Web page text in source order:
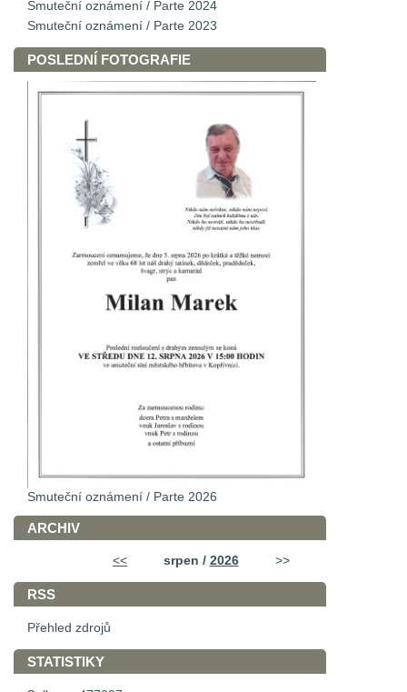
Smuteční oznámení / Parte 2024
Smuteční oznámení / Parte 2023
POSLEDNÍ FOTOGRAFIE
Smuteční oznámení / Parte 2026
ARCHIV
<< srpen / 2026 >>
RSS
Přehled zdrojů
STATISTIKY